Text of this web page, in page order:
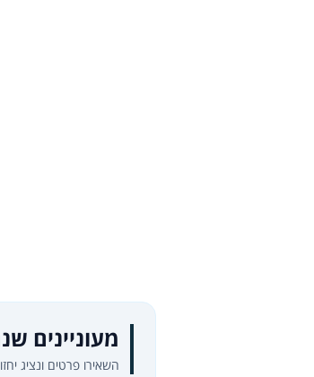
מעוניינים
השאירו פרטים ונציג